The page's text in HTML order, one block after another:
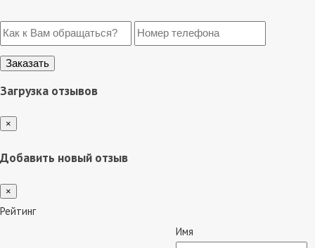
Загрузка отзывов
×
Добавить новый отзыв
×
Рейтинг
Имя